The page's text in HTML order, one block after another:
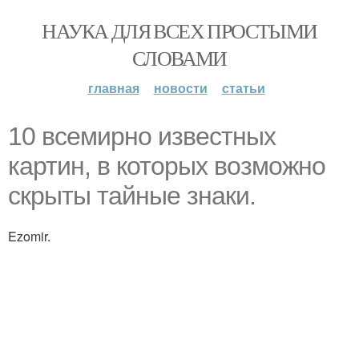
НАУКА ДЛЯ ВСЕХ ПРОСТЫМИ
СЛОВАМИ
главная новости статьи
10 всемирно известных
картин, в которых возможно
скрыты тайные знаки.
Ezomir.